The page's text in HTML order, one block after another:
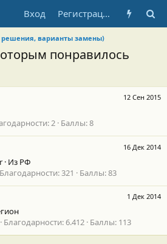
Вход Регистрация
варианты замены)
понравилось
12 Сен 2015
2 Баллы 8
16 Дек 2014
· Из РФ
Благодарности 321 Баллы 83
1 Дек 2014
Благодарности 6.412 Баллы 113